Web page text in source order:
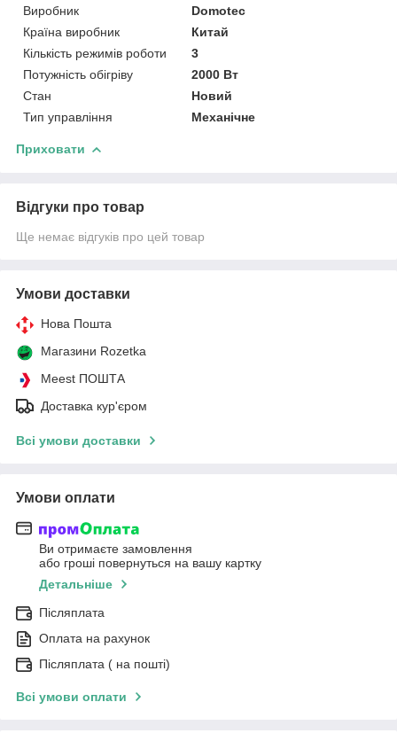
Виробник
Domotec
Країна виробник
Китай
Кількість режимів роботи
3
Потужність обігріву
2000 Вт
Стан
Новий
Тип управління
Механічне
Приховати
Відгуки про товар
Ще немає відгуків про цей товар
Умови доставки
Нова Пошта
Магазини Rozetka
Meest ПОШТА
Доставка кур'єром
Всі умови доставки
Умови оплати
Ви отримаєте замовлення
або гроші повернуться на вашу картку
Детальніше
Післяплата
Оплата на рахунок
Післяплата ( на пошті)
Всі умови оплати